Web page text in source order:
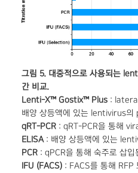
그림 5. 대중적으로 사용되는
간 비교.
Lenti-X™ Gostix™ Plus :
배양 상등액에 있는 lentivirus의
qRT-PCR : qRT-PCR을 통해
ELISA : 배양 상등액에 있는
PCR : qPCR을 통해 숙주로 삽
IFU (FACS) : FACS를 통해